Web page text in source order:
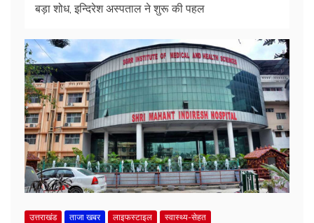
बड़ा शोध, इन्दिरेश अस्पताल ने शुरू की पहल
उत्तराखंड ताजा खबर लाइफस्टाइल स्वास्थ्य-सेहत